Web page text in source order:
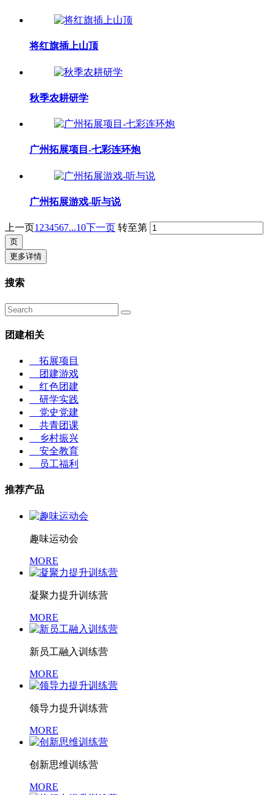
将红旗插上山顶
秋季农耕研学
广州拓展项目-七彩连环炮
广州拓展游戏-听与说
上一页1 234567...10下一页 转至第
更多详情
搜索
团建相关
拓展项目
团建游戏
红色团建
研学实践
党史党建
共青团课
乡村振兴
安全教育
员工福利
推荐产品
趣味运动会
MORE
凝聚力提升训练营
MORE
新员工融入训练营
MORE
领导力提升训练营
MORE
创新思维训练营
MORE